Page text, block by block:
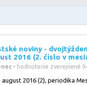
noviny -
2016 (2. číslo v
• hodnotenie zverejnené
august 2016 (2), periodika